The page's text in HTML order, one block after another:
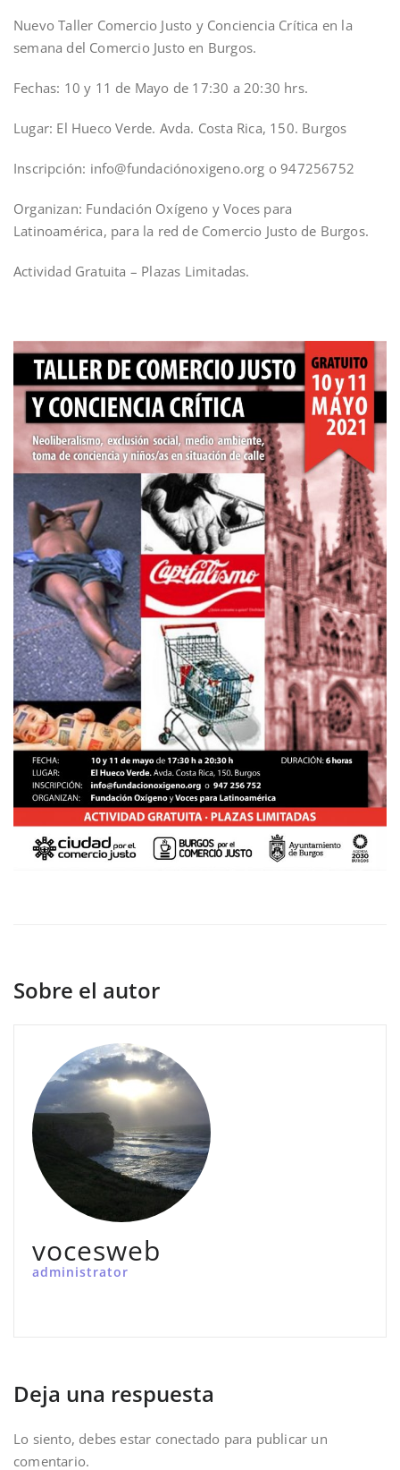
Nuevo Taller Comercio Justo y Conciencia Crítica en la
semana del Comercio Justo en Burgos.
Fechas: 10 y 11 de Mayo de 17:30 a 20:30 hrs.
Lugar: El Hueco Verde. Avda. Costa Rica, 150. Burgos
Inscripción: info@fundaciónoxigeno.org o 947256752
Organizan: Fundación Oxígeno y Voces para
Latinoamérica, para la red de Comercio Justo de Burgos.
Actividad Gratuita – Plazas Limitadas.
Sobre el autor
vocesweb
administrator
Deja una respuesta
Lo siento, debes estar conectado para publicar un
comentario.